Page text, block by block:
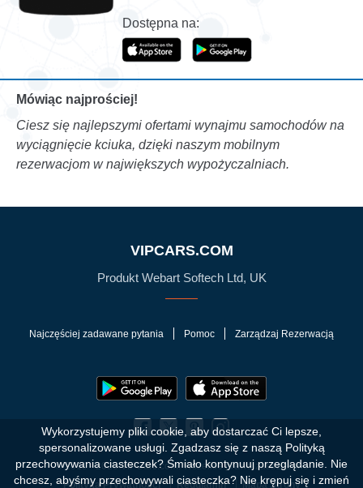
Dostępna na:
Mówiąc najprościej!
Ciesz się najlepszymi ofertami wynajmu samochodów na
wyciągnięcie kciuka, dzięki naszym mobilnym
rezerwacjom w największych wypożyczalniach.
VIPCARS.COM
Produkt Webart Softech Ltd, UK
Najczęściej zadawane pytania Pomoc Zarządzaj Rezerwacją
Polityka Prywatności Regulamin Mapa Strony
© 2010 - 2026 VIPCars.com. Wszelkie prawa zastrzeżone
Wykorzystujemy pliki cookie, aby dostarczać Ci lepsze,
spersonalizowane usługi. Zgadzasz się z naszą Polityką
przechowywania ciasteczek? Śmiało kontynuuj przeglądanie. Nie
chcesz, abyśmy przechowywali ciasteczka? Nie krępuj się i zmień